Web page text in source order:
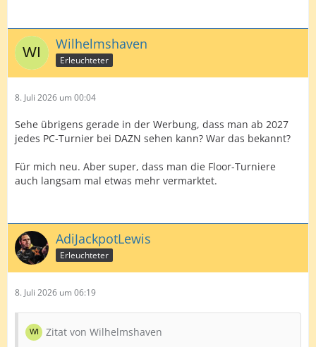
Wilhelmshaven
Erleuchteter
8. Juli 2026 um 00:04
Sehe übrigens gerade in der Werbung, dass man ab 2027
jedes PC-Turnier bei DAZN sehen kann? War das bekannt?
Für mich neu. Aber super, dass man die Floor-Turniere
auch langsam mal etwas mehr vermarktet.
AdiJackpotLewis
Erleuchteter
8. Juli 2026 um 06:19
Zitat von Wilhelmshaven